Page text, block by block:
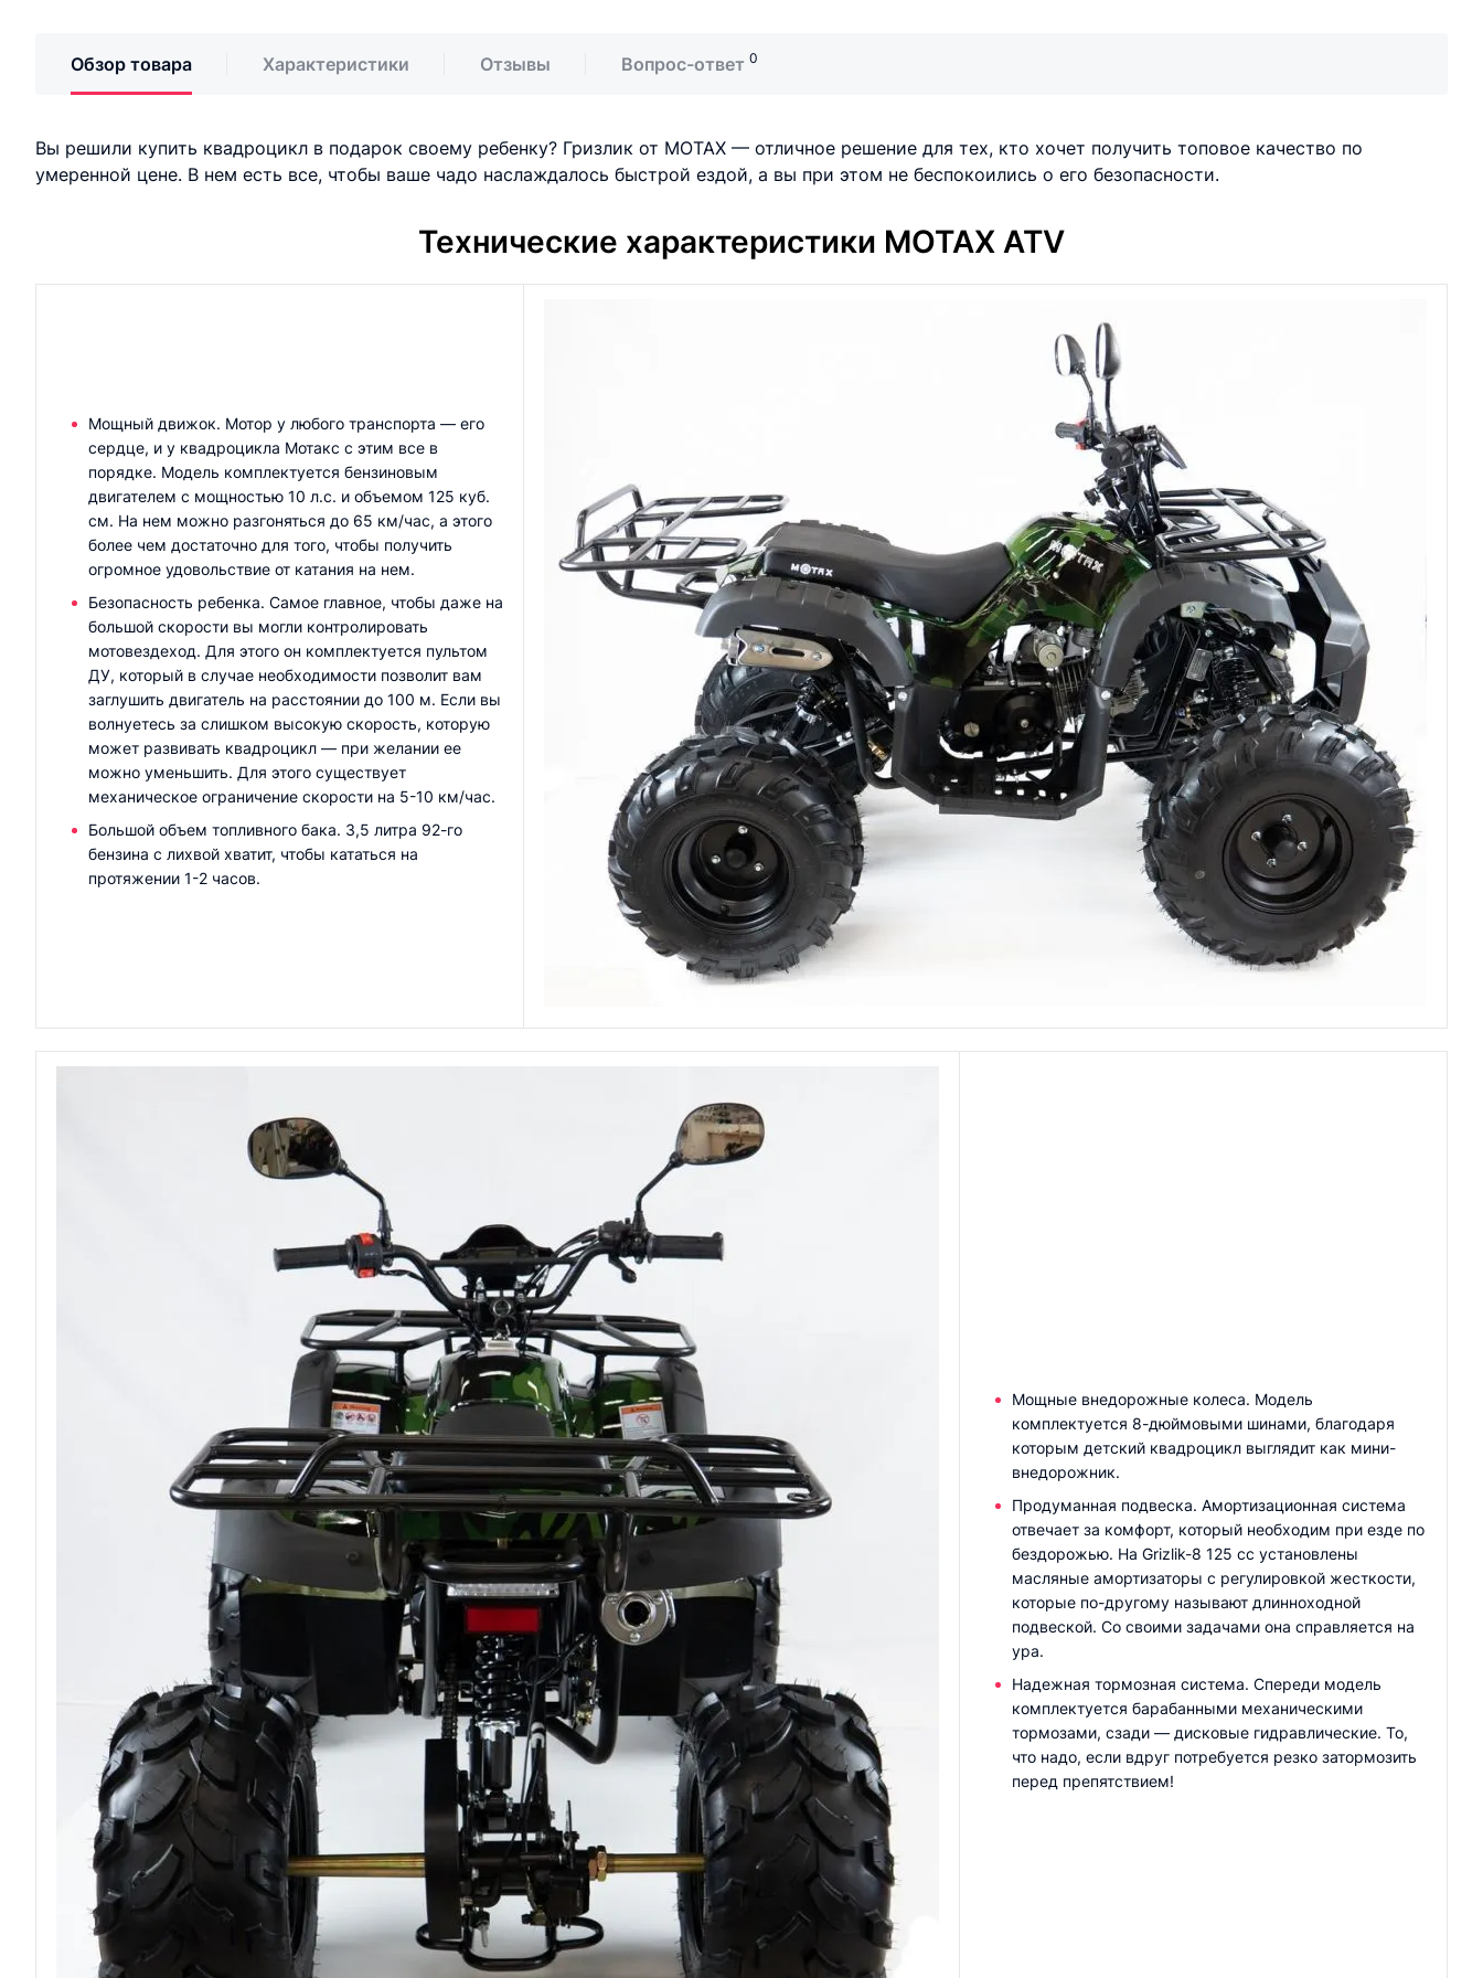
Обзор товара Характеристики Отзывы Вопрос-ответ 0
Вы решили купить квадроцикл в подарок своему ребенку? Гризлик от MOTAX — отличное решение для тех, кто хочет получить топовое качество по
умеренной цене. В нем есть все, чтобы ваше чадо наслаждалось быстрой ездой, а вы при этом не беспокоились о его безопасности.
Технические характеристики MOTAX ATV
Мощный движок. Мотор у любого транспорта — его
сердце, и у квадроцикла Мотакс с этим все в
порядке. Модель комплектуется бензиновым
двигателем с мощностью 10 л.с. и объемом 125 куб.
см. На нем можно разгоняться до 65 км/час, а этого
более чем достаточно для того, чтобы получить
огромное удовольствие от катания на нем.
Безопасность ребенка. Самое главное, чтобы даже на
большой скорости вы могли контролировать
мотовездеход. Для этого он комплектуется пультом
ДУ, который в случае необходимости позволит вам
заглушить двигатель на расстоянии до 100 м. Если вы
волнуетесь за слишком высокую скорость, которую
может развивать квадроцикл — при желании ее
можно уменьшить. Для этого существует
механическое ограничение скорости на 5-10 км/час.
Большой объем топливного бака. 3,5 литра 92-го
бензина с лихвой хватит, чтобы кататься на
протяжении 1-2 часов.
Мощные внедорожные колеса. Модель
комплектуется 8-дюймовыми шинами, благодаря
которым детский квадроцикл выглядит как мини-
внедорожник.
Продуманная подвеска. Амортизационная система
отвечает за комфорт, который необходим при езде по
бездорожью. На Grizlik-8 125 cc установлены
масляные амортизаторы с регулировкой жесткости,
которые по-другому называют длинноходной
подвеской. Со своими задачами она справляется на
ура.
Надежная тормозная система. Спереди модель
комплектуется барабанными механическими
тормозами, сзади — дисковые гидравлические. То,
что надо, если вдруг потребуется резко затормозить
перед препятствием!